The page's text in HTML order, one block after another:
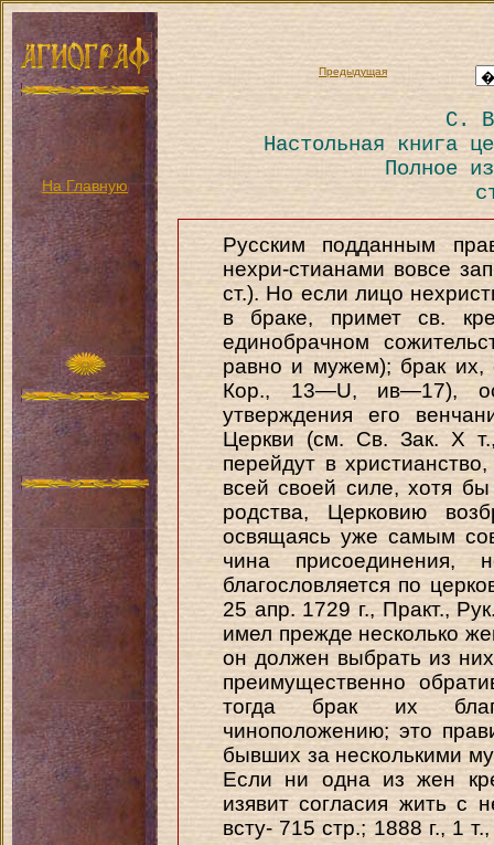
На Главную
Предыдущая
С.
Настольная книга
Полное
Русским подданным
нехри-стианами вовсе
ст.). Но если лицо
в браке, примет св.
единобрачном
равно и мужем); брак их,
Кор., 13—U, ив—17),
утверждения его
Церкви (см. Св. Зак. X
перейдут в
всей своей силе, хотя
родства, Церковию
освящаясь уже самым
чина присоединения,
благословляется по
25 апр. 1729 г., Практ.,
имел прежде несколько
он должен выбрать из
преимущественно
тогда брак их
чиноположению; это
бывших за несколькими
Если ни одна из жен
изявит согласия жить с
всту- 715 стр.; 1888 г., 1